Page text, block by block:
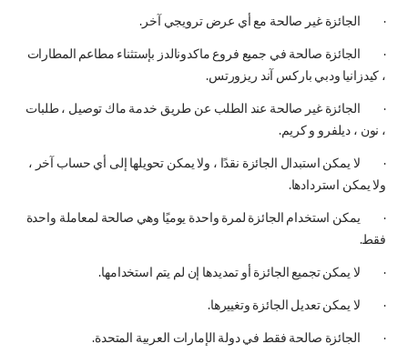
· الجائزة غير صالحة مع أي عرض ترويجي آخر.
· الجائزة صالحة في جميع فروع ماكدونالدز بإستثناء مطاعم المطارات
، كيدزانيا ودبي باركس آند ريزورتس.
· الجائزة غير صالحة عند الطلب عن طريق خدمة ماك توصيل ، طلبات
، نون ، ديلفرو و كريم.
· لا يمكن استبدال الجائزة نقدًا ، ولا يمكن تحويلها إلى أي حساب آخر ،
ولا يمكن استردادها.
· يمكن استخدام الجائزة لمرة واحدة يوميًا وهي صالحة لمعاملة واحدة
فقط.
· لا يمكن تجميع الجائزة أو تمديدها إن لم يتم استخدامها.
· لا يمكن تعديل الجائزة وتغييرها.
· الجائزة صالحة فقط في دولة الإمارات العربية المتحدة.